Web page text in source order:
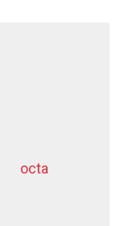
octa
dziļurbums